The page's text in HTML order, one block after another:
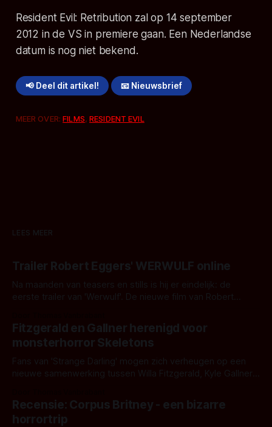
Resident Evil: Retribution zal op 14 september
2012 in de VS in premiere gaan. Een Nederlandse
datum is nog niet bekend.
📢 Deel dit artikel! 📧 Nieuwsbrief
MEER OVER:FILMS,RESIDENT EVIL
LEES MEER
Trailer Robert Eggers' WERWULF online
Na maanden van teasers en stills is hij er eindelijk: de
eerste trailer van 'Werwulf'. De nieuwe film van Robert
kille stijl vol folklore en mythe. Het topic deze keer is (kon
het het al raden?)... de weerwolf. Kijk je mee?
Fitzgerald en Gallner herenigd voor
monsterhorror Skeletons
Fans van 'Strange Darling' mogen zich verheugen op een
nieuwe samenwerking tussen Willa Fitzgerald, Kyle Gallner
'Skeletons', een nieuwe creature feature waarvoor de
opnames zijn gestart in Australië.
Recensie: Corpus Britney - een bizarre
horrortrip